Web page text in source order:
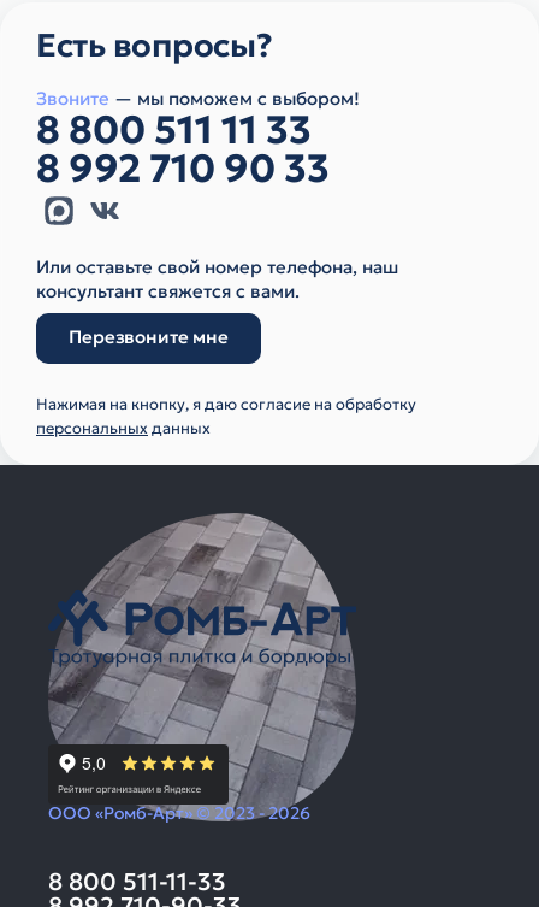
Есть вопросы?
Звоните — мы поможем с выбором!
8 800 511 11 33
8 992 710 90 33
Или оставьте свой номер телефона, наш
консультант свяжется с вами.
Перезвоните мне
Нажимая на кнопку, я даю согласие на обработку
персональныхданных
ООО «Ромб-Арт» © 2023 - 2026
8 800 511-11-33